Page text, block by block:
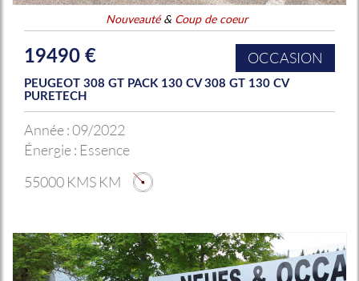
Nouveauté& Coup de coeur
19490 € OCCASION
PEUGEOT 308 GT PACK 130 CV 308 GT 130 CV
PURETECH
Année :09/2022
Énergie : Essence
55000 KMS KM